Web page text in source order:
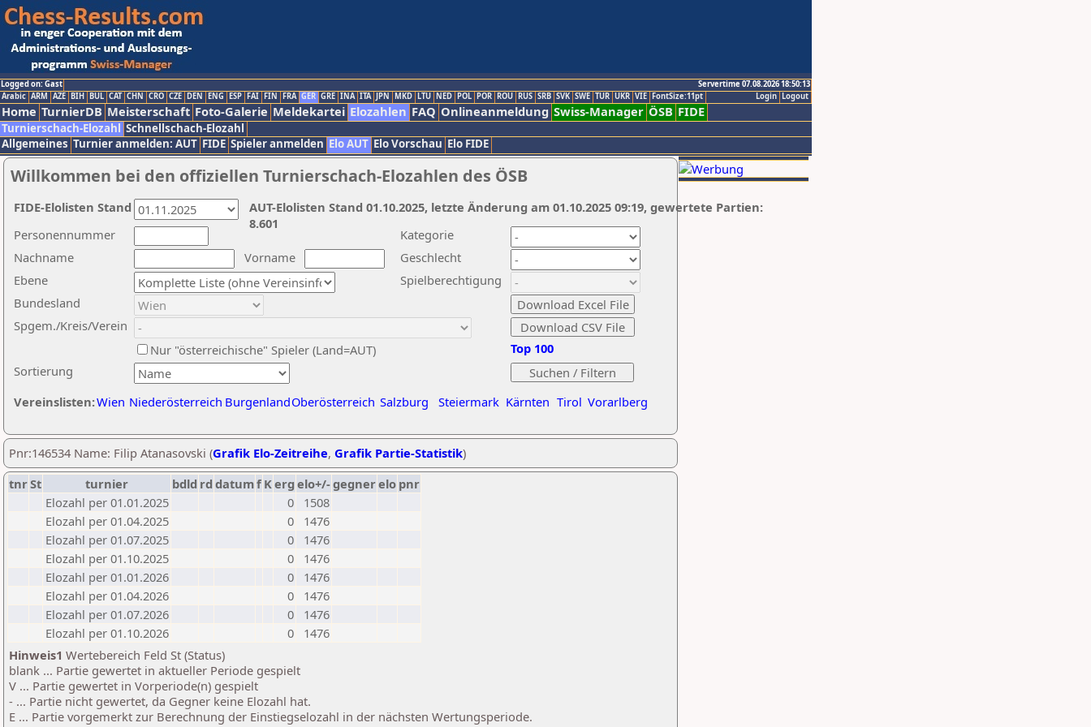
Logged on: Gast
Servertime 07.08.2026 18:50:13
Logout
Login
Arabic ARM AZE BIH BUL CAT CHN CRO CZE DEN ENG ESP FAI FIN FRA GER GRE INA ITA JPN MKD LTU NED POL POR ROU RUS SRB SVK SWE TUR UKR VIE FontSize:11pt
Home TurnierDB Meisterschaft Foto-Galerie Meldekartei Elozahlen FAQ Onlineanmeldung Swiss-Manager ÖSB FIDE
Turnierschach-Elozahl Schnellschach-Elozahl
Allgemeines Turnier anmelden: AUT FIDE Spieler anmelden Elo AUT Elo Vorschau Elo FIDE
Willkommen bei den offiziellen Turnierschach-Elozahlen des ÖSB
Nachname
Vorname
Ebene
Kategorie
Sortierung
Personennummer
Bundesland
Spgem./Kreis/Verein
Geschlecht
Nur "österreichische" Spieler (Land=AUT)
Spielberechtigung
Vereinslisten:Wien Niederösterreich BurgenlandOberösterreich Salzburg Steiermark Kärnten Tirol Vorarlberg
Top 100
AUT-Elolisten Stand 01.10.2025, letzte Änderung am 01.10.2025 09:19, gewertete Partien:
8.601
FIDE-Elolisten Stand
Pnr:146534 Name: Filip Atanasovski (Grafik Elo-Zeitreihe, Grafik Partie-Statistik)
tnrSt turnier bdld rd datumf Kerg elo+/-gegnerelo pnr
Elozahl per 01.01.2025
0
1508
Elozahl per 01.04.2025
0
1476
Elozahl per 01.07.2025
0
1476
Elozahl per 01.10.2025
0
1476
Elozahl per 01.01.2026
0
1476
Elozahl per 01.04.2026
0
1476
Elozahl per 01.07.2026
0
1476
Elozahl per 01.10.2026
0
1476
Hinweis1 Wertebereich Feld St (Status)
blank ... Partie gewertet in aktueller Periode gespielt
V ... Partie gewertet in Vorperiode(n) gespielt
- ... Partie nicht gewertet, da Gegner keine Elozahl hat.
E ... Partie vorgemerkt zur Berechnung der Einstiegselozahl in der nächsten Wertungsperiode.